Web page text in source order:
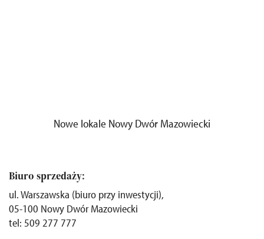
Nowe lokale Nowy Dwór Mazowiecki
Biuro sprzedaży:
ul. Warszawska (biuro przy inwestycji),
05-100 Nowy Dwór Mazowiecki
tel: 509 277 777